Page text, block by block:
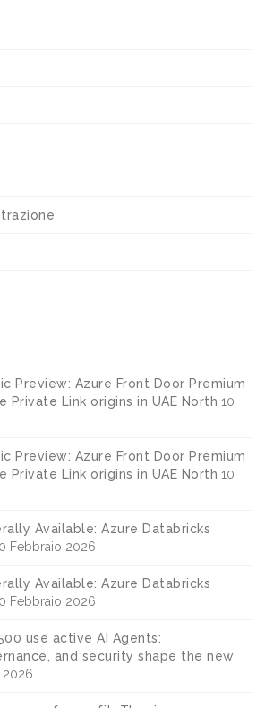
Preview: Azure Front Door Premium
Private Link origins in UAE North 10
Preview: Azure Front Door Premium
Private Link origins in UAE North 10
Available: Azure Databricks
Febbraio 2026
Available: Azure Databricks
Febbraio 2026
use active AI Agents:
and security shape the new
2026